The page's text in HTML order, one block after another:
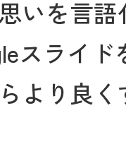
いを言
スライ
より良